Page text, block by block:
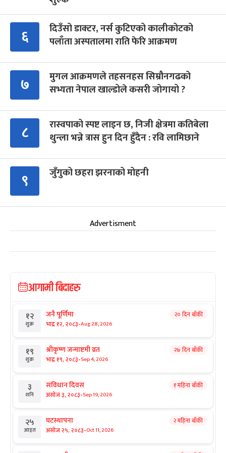
६
दिउँसो डाक्टर, नर्स कुटिएको कालीकोटको
पलाँता अस्पतालमा राति फेरि आक्रमण
७
मुगल आक्रमणले तहसनहस सिम्रौनगढको
सभ्यता नेपाल खाल्डोले कसरी जोगायो ?
८
रास्वपाको स्पष्ट लाइन छ, निजी क्षेत्रमा कतिबेला
थुन्ला भन्ने त्रास हुन दिन हुँदैन : रवि लामिछाने
९ जुँगुको छहरा झरनाको मोहनी
Advertisment
आगामी बिदाहरु
१२
शुक्र
जनै पूर्णिमा
भाद्र १२, २०८३-Aug 28, 2026
२० दिन बाँकी
१९
शुक्र
श्रीकृष्ण जन्माष्टमी व्रत
भाद्र १९, २०८३-Sep 4, 2026
२७ दिन बाँकी
३
शनि
संविधान दिवस
असोज ३, २०८३-Sep 19, 2026
१ महिना बाँकी
२५
आइत
घटस्थापना
असोज २५, २०८३-Oct 11, 2026
२ महिना बाँकी